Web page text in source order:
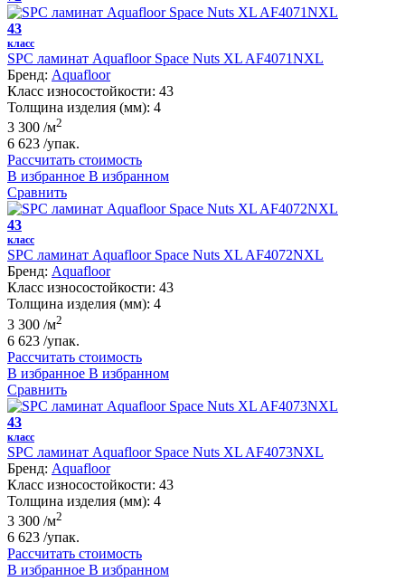
43
класс
SPC ламинат Aquafloor Space Nuts XL AF4071NXL
Бренд: Aquafloor
Класс износостойкости: 43
Толщина изделия (мм): 4
3 300 /м2
6 623 /упак.
Рассчитать стоимость
В избранное В избранном
Сравнить
43
класс
SPC ламинат Aquafloor Space Nuts XL AF4072NXL
Бренд: Aquafloor
Класс износостойкости: 43
Толщина изделия (мм): 4
3 300 /м2
6 623 /упак.
Рассчитать стоимость
В избранное В избранном
Сравнить
43
класс
SPC ламинат Aquafloor Space Nuts XL AF4073NXL
Бренд: Aquafloor
Класс износостойкости: 43
Толщина изделия (мм): 4
3 300 /м2
6 623 /упак.
Рассчитать стоимость
В избранное В избранном